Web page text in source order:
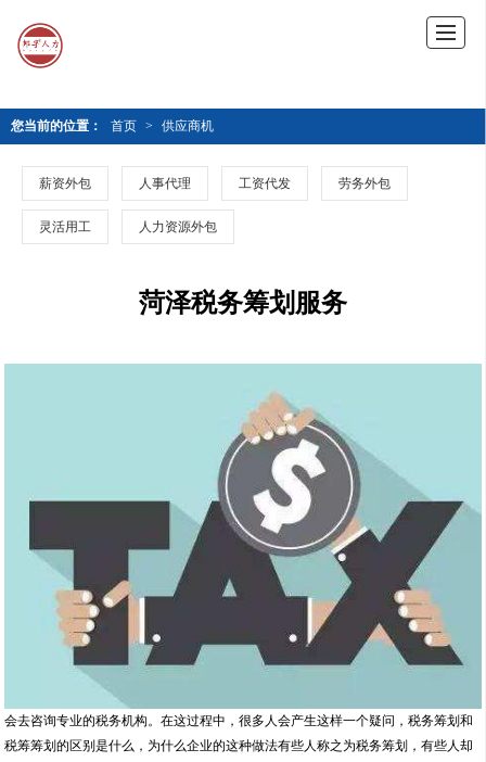
您当前的位置： 首页 > 供应商机
薪资外包 人事代理 工资代发 劳务外包
灵活用工 人力资源外包
菏泽税务筹划服务
会去咨询专业的税务机构。在这过程中，很多人会产生这样一个疑问，税务筹划和
税筹筹划的区别是什么，为什么企业的这种做法有些人称之为税务筹划，有些人却